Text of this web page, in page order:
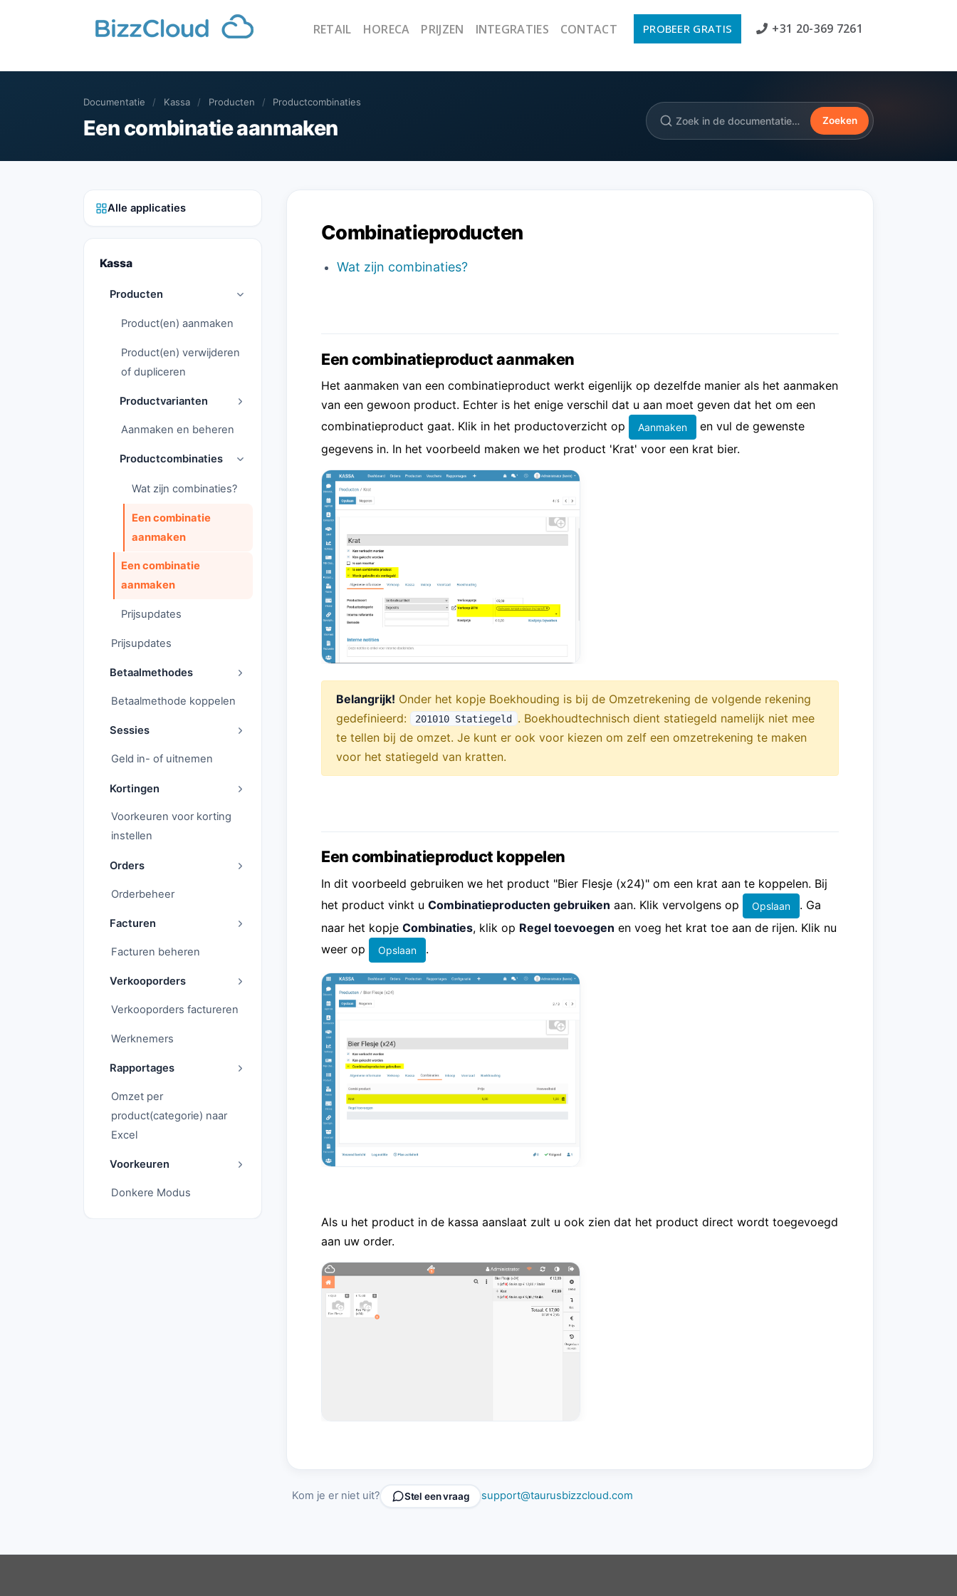
RETAIL HORECA PRIJZEN INTEGRATIES CONTACT PROBEER GRATIS +31 20-369 7261
Documentatie / Kassa / Producten / Productcombinaties
Een combinatie aanmaken Zoeken
Alle applicaties
Kassa
Producten
Product(en) aanmaken
Product(en) verwijderen
of dupliceren
Productvarianten
Aanmaken en beheren
Productcombinaties
Wat zijn combinaties?
Een combinatie
aanmaken
Een combinatie
aanmaken
Prijsupdates
Prijsupdates
Betaalmethodes
Betaalmethode koppelen
Sessies
Geld in- of uitnemen
Kortingen
Voorkeuren voor korting
instellen
Orders
Orderbeheer
Facturen
Facturen beheren
Verkooporders
Verkooporders factureren
Werknemers
Rapportages
Omzet per
product(categorie) naar
Excel
Voorkeuren
Donkere Modus
Combinatieproducten
Wat zijn combinaties?
Een combinatieproduct aanmaken
Het aanmaken van een combinatieproduct werkt eigenlijk op dezelfde manier als het aanmaken
van een gewoon product. Echter is het enige verschil dat u aan moet geven dat het om een
combinatieproduct gaat. Klik in het productoverzicht op
Aanmaken
en vul de gewenste
gegevens in. In het voorbeeld maken we het product 'Krat' voor een krat bier.
Belangrijk! Onder het kopje Boekhouding is bij de Omzetrekening de volgende rekening
gedefinieerd:
201010 Statiegeld . Boekhoudtechnisch dient statiegeld namelijk niet mee
te tellen bij de omzet. Je kunt er ook voor kiezen om zelf een omzetrekening te maken
voor het statiegeld van kratten.
Een combinatieproduct koppelen
In dit voorbeeld gebruiken we het product "Bier Flesje (x24)" om een krat aan te koppelen. Bij
het product vinkt u Combinatieproducten gebruiken aan. Klik vervolgens op Opslaan
. Ga
naar het kopje Combinaties, klik op Regel toevoegen en voeg het krat toe aan de rijen. Klik nu
weer op
Opslaan .
Als u het product in de kassa aanslaat zult u ook zien dat het product direct wordt toegevoegd
aan uw order.
Kom je er niet uit? Stel een vraag support@taurusbizzcloud.com